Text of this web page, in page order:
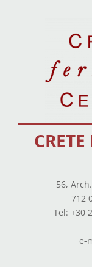
56,
712
Tel: +30
e-